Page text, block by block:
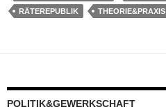
RÄTEREPUBLIK
THEORIE&PRAXIS
POLITIK&GEWERKSCHAFT